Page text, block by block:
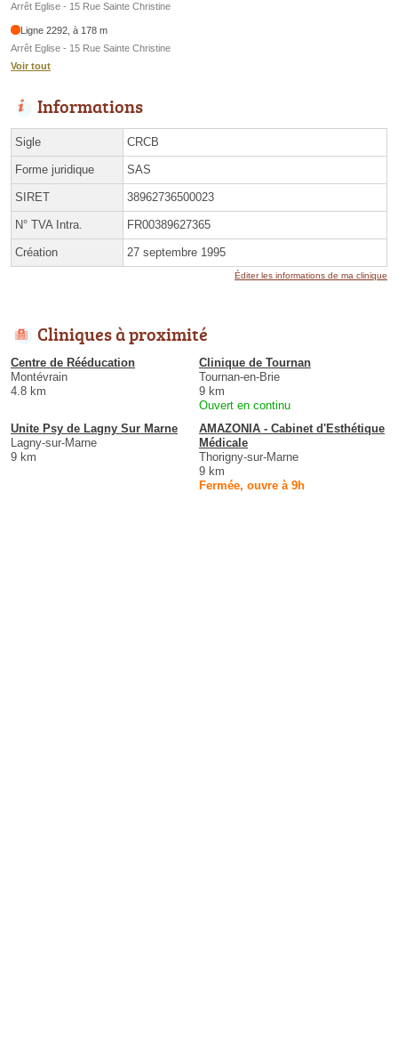
Arrêt Eglise - 15 Rue Sainte Christine
Ligne 2292, à 178 m
Arrêt Eglise - 15 Rue Sainte Christine
Voir tout
Informations
Sigle CRCB
Forme juridique SAS
SIRET 38962736500023
N° TVA Intra. FR00389627365
Création 27 septembre 1995
Éditer les informations de ma clinique
Cliniques à proximité
Centre de Rééducation
Montévrain
4.8 km
Clinique de Tournan
Tournan-en-Brie
9 km
Ouvert en continu
Unite Psy de Lagny Sur Marne
Lagny-sur-Marne
9 km
AMAZONIA - Cabinet d'Esthétique
Médicale
Thorigny-sur-Marne
9 km
Fermée, ouvre à 9h